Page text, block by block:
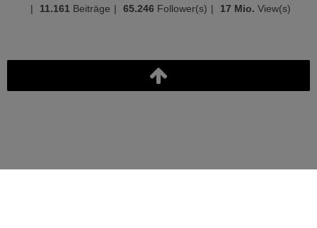
|
11.161 Beiträge | 65.246 Follower(s) | 17 Mio. View(s)